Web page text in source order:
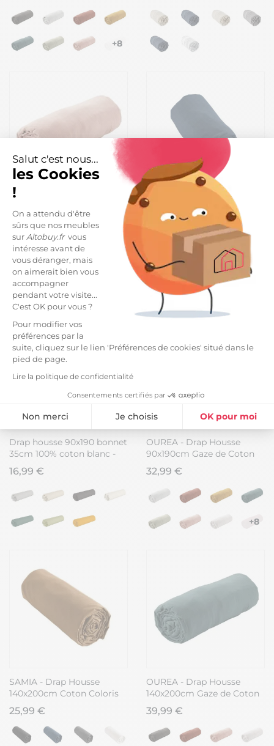
Salut c'est nous...
les Cookies
!
On a attendu d'être
sûrs que nos meubles
surAltobuy.frvous
intéresse avant de
vous déranger, mais
on aimerait bien vous
accompagner
pendant votre visite...
C'est OK pour vous ?
Pour modifier vos
préférences par la
suite, cliquez sur le lien 'Préférences de cookies' situé dans le
pied de page.
Lire la politique de confidentialité
Consentements certifiés par
Non merci Je choisis OK pour moi
Notre plateforme vous permet d'adapter et de gérer vos
+8
200x200cm Gaze de Coton
Guimauve
54,99 €
HEDDA - Drap Housse
140x190cm Flanelle de
Coton Coloris Nuit
28,99 €
Drap housse 90x190 bonnet
35cm 100% coton blanc -
VITALIA
16,99 €
OUREA - Drap Housse
90x190cm Gaze de Coton
Granit
32,99 €
+8
SAMIA - Drap Housse
140x200cm Coton Coloris
Camel
25,99 €
OUREA - Drap Housse
140x200cm Gaze de Coton
Canard
39,99 €